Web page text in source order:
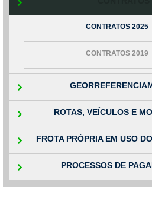
CONTRATOS 2025
CONTRATOS 2019
ROTAS, VEÍCULOS E
FROTA PRÓPRIA EM USO
PROCESSOS DE